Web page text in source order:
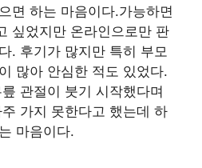
면 하는 마음이다.가능하면
싶었지만 온라인으로만 판
. 후기가 많지만 특히 부모
많아 안심한 적도 있었다.
관절이 붓기 시작했다며
가지 못한다고 했는데 하
마음이다.